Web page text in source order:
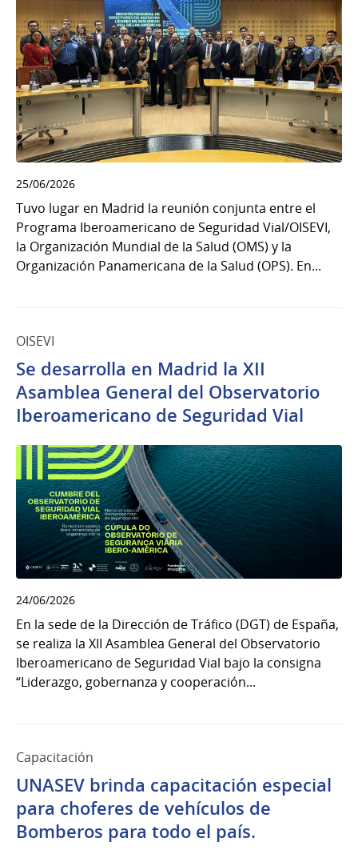
25/06/2026
Tuvo lugar en Madrid la reunión conjunta entre el
Programa Iberoamericano de Seguridad Vial/OISEVI,
la Organización Mundial de la Salud (OMS) y la
Organización Panamericana de la Salud (OPS). En...
OISEVI
Se desarrolla en Madrid la XII
Asamblea General del Observatorio
Iberoamericano de Seguridad Vial
24/06/2026
En la sede de la Dirección de Tráfico (DGT) de España,
se realiza la XII Asamblea General del Observatorio
Iberoamericano de Seguridad Vial bajo la consigna
“Liderazgo, gobernanza y cooperación...
Capacitación
UNASEV brinda capacitación especial
para choferes de vehículos de
Bomberos para todo el país.